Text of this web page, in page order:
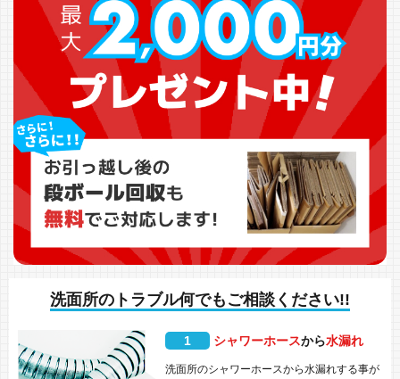
洗面所のトラブル何でもご相談ください!!
1 シャワーホースから水漏れ
洗面所のシャワーホースから水漏れする事が